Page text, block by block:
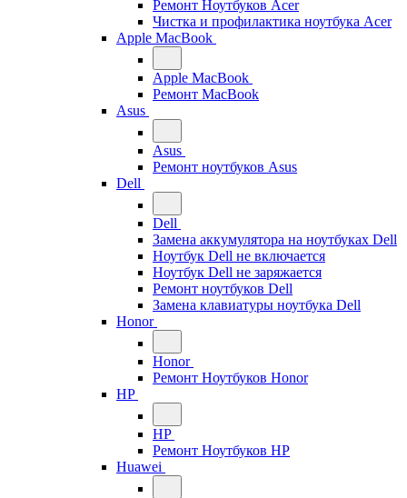
Ремонт Ноутбуков Acer
Чистка и профилактика ноутбука Acer
Apple MacBook
Apple MacBook
Ремонт MacBook
Asus
Asus
Ремонт ноутбуков Asus
Dell
Dell
Замена аккумулятора на ноутбуках Dell
Ноутбук Dell не включается
Ноутбук Dell не заряжается
Ремонт ноутбуков Dell
Замена клавиатуры ноутбука Dell
Honor
Honor
Ремонт Ноутбуков Honor
HP
HP
Ремонт Ноутбуков HP
Huawei